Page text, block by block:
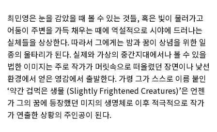
최민영은 눈을 감았을 때 볼 수 있는 것들, 혹은 빛이 물러가고
어둠이 주변을 가득 채우는 때에 역설적으로 시야에 드러나는
실체들을 상상한다. 따라서 그에게는 밤과 꿈이 상념을 위한 일
종의 울타리가 된다. 실제와 가상의 중간지대에서나 볼 수 있을
법한 이미지는 주로 작가가 머릿속으로 떠올렸던 장면이나 낯선
환경에서 얻은 영감에서 출발한다. 가령 그가 스스로 이름 붙인
‘약간 겁먹은 생물 (Slightly Frightened Creatures)’은 언젠
가 그의 꿈에 등장했던 미지의 생명체로 이후 적극적으로 작가
가 연출한 상황의 주인공이 된다.